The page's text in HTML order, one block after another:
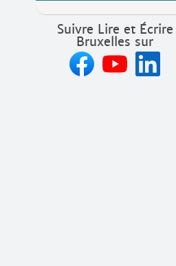
Suivre Lire et Écrire
Bruxelles sur